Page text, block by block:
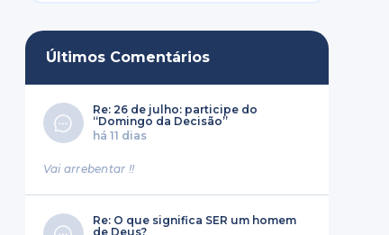
Últimos Comentários
Re: 26 de julho: participe do
“Domingo da Decisão”
há 11 dias
Vai arrebentar !!
Re: O que significa SER um homem
de Deus?